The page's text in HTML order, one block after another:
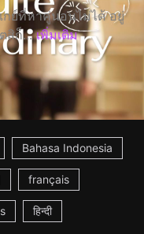
กย์ที่หาคู่นอนไม่ได้ อยู่
สิก็... เพิ่มเติม
Bahasa Indonesia
français
हिन्दी